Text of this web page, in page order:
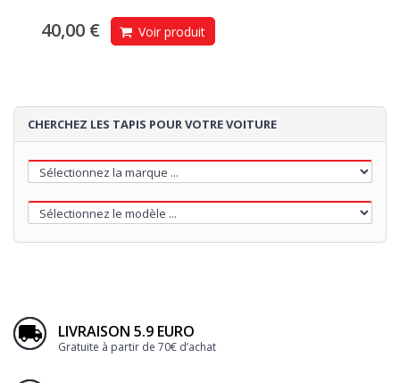
40,00 € Voir produit
CHERCHEZ LES TAPIS POUR VOTRE VOITURE
LIVRAISON 5.9 EURO
Gratuite à partir de 70€ d’achat